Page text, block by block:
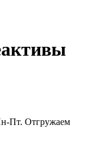
Пт. Отгружаем